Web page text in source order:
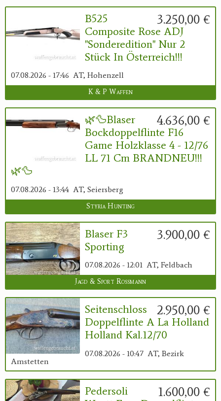
3.250,00 €
B525
Composite Rose ADJ
"Sonderedition" Nur 2
Stück In Österreich!!!
07.08.2026 - 17:46 AT, Hohenzell
K & P Waffen
4.636,00 €
🌿🦆Blaser
Bockdoppelflinte F16
Game Holzklasse 4 - 12/76
LL 71 Cm BRANDNEU!!!
🌿🦆
07.08.2026 - 13:44 AT, Seiersberg
Styria Hunting
3.900,00 €
Blaser F3
Sporting
07.08.2026 - 12:01 AT, Feldbach
Jagd & Sport Rossmann
2.950,00 €
Seitenschloss
Doppelflinte A La Holland
Holland Kal.12/70
07.08.2026 - 10:47 AT, Bezirk
Amstetten
1.600,00 €
Pedersoli